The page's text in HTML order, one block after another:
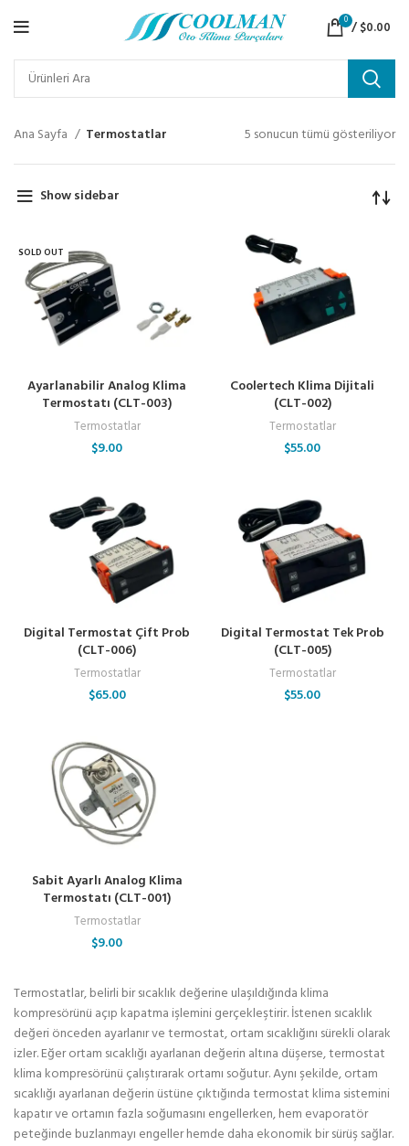
0 /$0.00
Ana Sayfa Termostatlar 5 sonucun tümü gösteriliyor
Show sidebar
SOLD OUT
Ayarlanabilir Analog Klima
Termostatı (CLT-003)
Termostatlar
$9.00
Coolertech Klima Dijitali
(CLT-002)
Termostatlar
$55.00
Digital Termostat Çift Prob
(CLT-006)
Termostatlar
$65.00
Digital Termostat Tek Prob
(CLT-005)
Termostatlar
$55.00
Sabit Ayarlı Analog Klima
Termostatı (CLT-001)
Termostatlar
$9.00
Termostatlar, belirli bir sıcaklık değerine ulaşıldığında klima
kompresörünü açıp kapatma işlemini gerçekleştirir. İstenen sıcaklık
değeri önceden ayarlanır ve termostat, ortam sıcaklığını sürekli olarak
izler. Eğer ortam sıcaklığı ayarlanan değerin altına düşerse, termostat
klima kompresörünü çalıştırarak ortamı soğutur. Aynı şekilde, ortam
sıcaklığı ayarlanan değerin üstüne çıktığında termostat klima sistemini
kapatır ve ortamın fazla soğumasını engellerken, hem evaporatör
peteğinde buzlanmayı engeller hemde daha ekonomik bir sürüş sağlar.